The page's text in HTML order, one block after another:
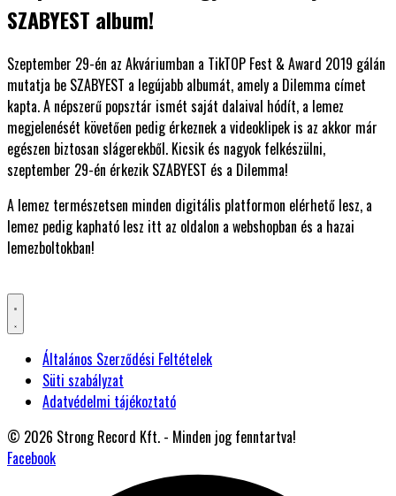
SZABYEST album!
Szeptember 29-én az Akváriumban a TikTOP Fest & Award 2019 gálán
mutatja be SZABYEST a legújabb albumát, amely a Dilemma címet
kapta. A népszerű popsztár ismét saját dalaival hódít, a lemez
megjelenését követően pedig érkeznek a videoklipek is az akkor már
egészen biztosan slágerekből. Kicsik és nagyok felkészülni,
szeptember 29-én érkezik SZABYEST és a Dilemma!
A lemez természetsen minden digitális platformon elérhető lesz, a
lemez pedig kapható lesz itt az oldalon a webshopban és a hazai
lemezboltokban!
Általános Szerződési Feltételek
Süti szabályzat
Adatvédelmi tájékoztató
© 2026 Strong Record Kft. - Minden jog fenntartva!
Facebook